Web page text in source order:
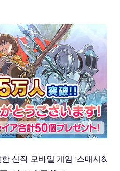
신작 모바일 게임 ‘스매시&